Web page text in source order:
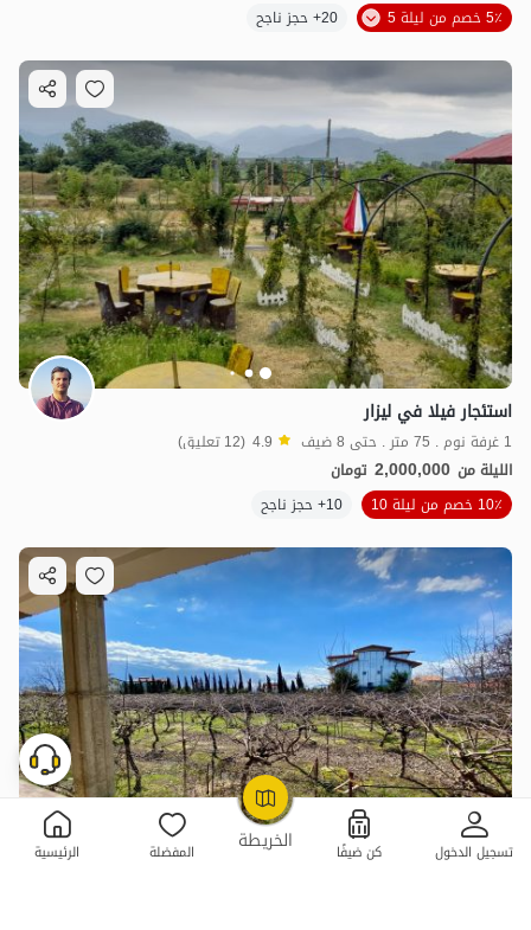
الخريطة تسجيل الدخول كن ضيفًا المفضلة الرئيسية
OpenStreetMap
5٪ خصم من ليلة 5
20+ حجز ناجح
استئجار فيلا في ليزار
1 غرفة نوم . 75 متر . حتى 8 ضيف 4.9 (12 تعليق)
الليلة من 2,000,000 تومان
10٪ خصم من ليلة 10
10+ حجز ناجح